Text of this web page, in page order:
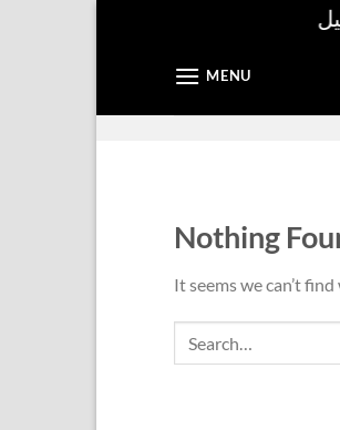
4 أيام
MENU
Nothing
It seems we can’t